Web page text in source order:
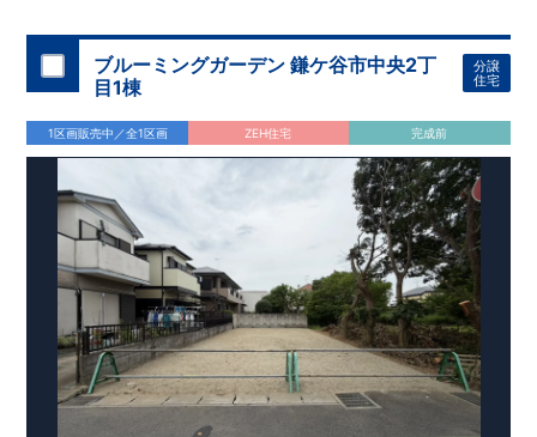
みたい」といった段階でも大歓迎です。 お子さま連れでのご見
学はもちろん、資金計画や住宅ローンについてのご相談も丁寧
に対応いたします。 ​
大宮営業所までお気軽にどうぞ。
受付時間：9:30～
※火曜・水曜定休
ブルーミングガーデン 鎌ケ谷市中央2丁
目1棟
分譲
住宅
1区画販売中／全1区画 ZEH住宅 完成前